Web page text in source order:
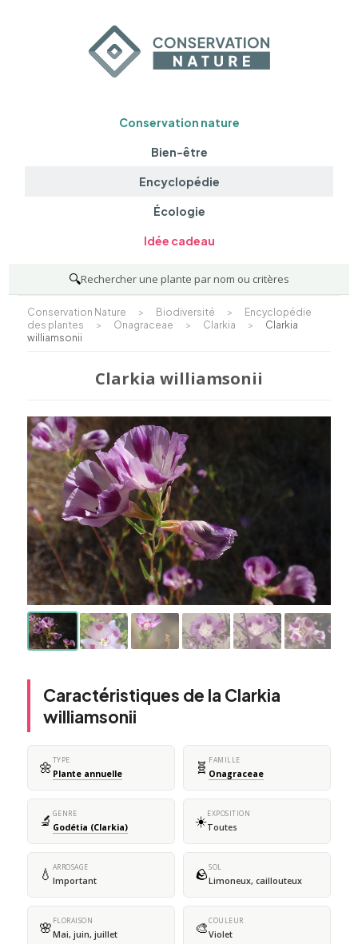
Conservation nature
Bien-être
Encyclopédie
Écologie
Idée cadeau
🔍Rechercher une plante par nom ou critères
Conservation Nature > Biodiversité >
Encyclopédie
des plantes
> Onagraceae > Clarkia >
Clarkia
williamsonii
Clarkia williamsonii
Caractéristiques de la Clarkia
williamsonii
🌼TYPE
Plante annuelle 🧬 FAMILLE
Onagraceae
🔬 GENRE
Godétia (Clarkia) ☀️EXPOSITION
Toutes
💧 ARROSAGE
Important 🪨SOL
Limoneux, caillouteux
🌸 FLORAISON
Mai, juin, juillet 🎨COULEUR
Violet